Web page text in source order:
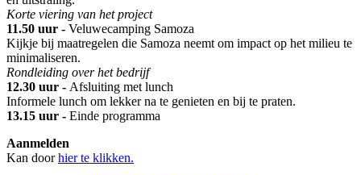
Korte viering van het project
11.50 uur - Veluwecamping Samoza
Kijkje bij maatregelen die Samoza neemt om impact op het milieu te
minimaliseren.
Rondleiding over het bedrijf
12.30 uur - Afsluiting met lunch
Informele lunch om lekker na te genieten en bij te praten.
13.15 uur - Einde programma
Aanmelden
Kan doorhier te klikken.